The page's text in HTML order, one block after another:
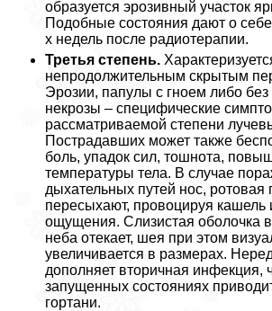
образуется эрозивный участок
Подобные состояния дают о себе
х недель после радиотерапии.
Третья степень.
непродолжительным скрытым
Эрозии, папулы с гноем либо без
некрозы – специфические
рассматриваемой степени
Пострадавших может также
боль, упадок сил, тошнота,
температуры тела. В случае
дыхательных путей нос, ротовая
пересыхают, провоцируя кашель
ощущения. Слизистая оболочка
неба отекает, шея при этом
увеличивается в размерах.
дополняет вторичная инфекция,
запущенных состояниях
гортани.